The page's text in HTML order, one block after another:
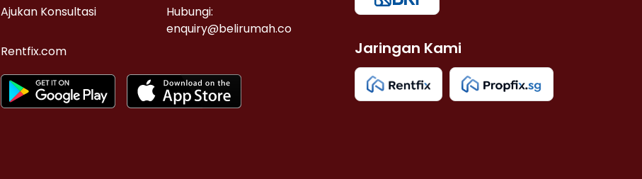
Ajukan Konsultasi
Hubungi:
enquiry@belirumah.co
Rentfix.com
Jaringan Kami